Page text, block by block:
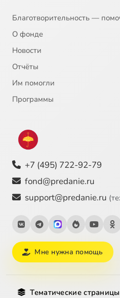
Благотворительность —
О фонде
Новости
Отчёты
Им помогли
Программы
+7 (495) 722-92-79
fond@predanie.ru
support@predanie.ru
Мне нужна помощь
Тематические